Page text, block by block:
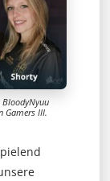
BloodyNyuu
Gamers III.